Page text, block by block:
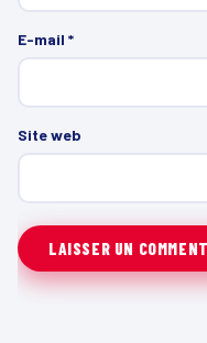
E-mail *
Site web